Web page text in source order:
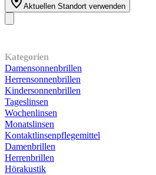
Aktuellen Standort verwenden
Kategorien
Damensonnenbrillen
Herrensonnenbrillen
Kindersonnenbrillen
Tageslinsen
Wochenlinsen
Monatslinsen
Kontaktlinsenpflegemittel
Damenbrillen
Herrenbrillen
Hörakustik